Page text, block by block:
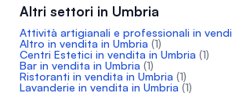
Altri settori in Umbria
Attività artigianali e professionali in
Altro in vendita in Umbria (1)
Centri Estetici in vendita in Umbria (1)
Bar in vendita in Umbria (1)
Ristoranti in vendita in Umbria (1)
Lavanderie in vendita in Umbria (1)